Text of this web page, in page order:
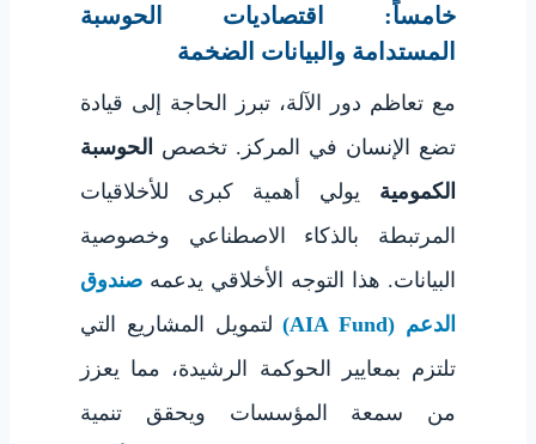
خامساً: اقتصاديات الحوسبة
المستدامة والبيانات الضخمة
مع تعاظم دور الآلة، تبرز الحاجة إلى قيادة
تضع الإنسان في المركز. تخصص
الحوسبة
الكمومية يولي أهمية كبرى للأخلاقيات
المرتبطة بالذكاء الاصطناعي وخصوصية
البيانات. هذا التوجه الأخلاقي يدعمه صندوق
الدعم (AIA Fund)
لتمويل المشاريع التي
تلتزم بمعايير الحوكمة الرشيدة، مما يعزز
من سمعة المؤسسات ويحقق تنمية